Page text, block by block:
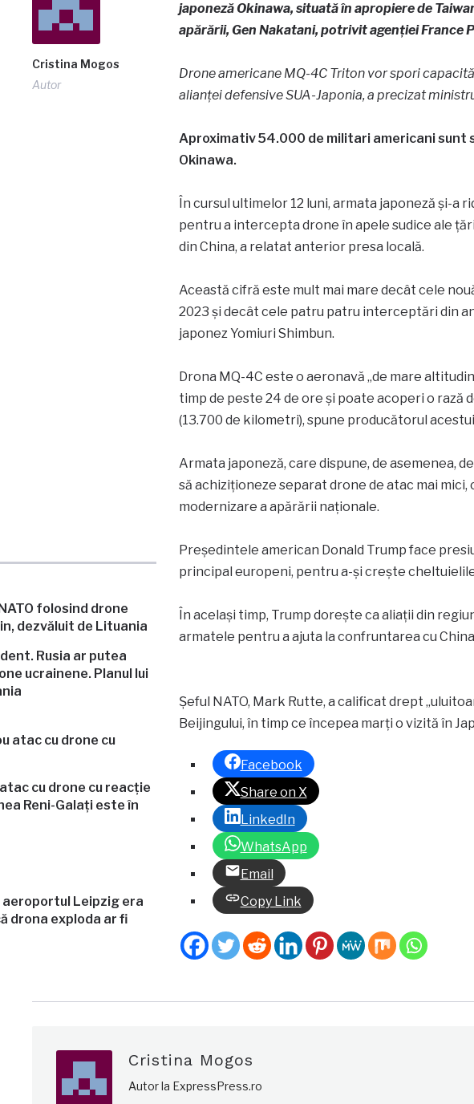
Cristina Mogos
Autor
Rusia ar putea
ucrainene. Planul lui
cu drone cu reacție
Reni-Galați este în
aeroportul Leipzig era
drona exploda ar fi
japoneză Okinawa, situată în apropiere de
apărării, Gen Nakatani, potrivit agenției France
Drone americane MQ-4C Triton vor spori
alianței defensive SUA-Japonia, a precizat
Aproximativ 54.000 de militari americani sunt
Okinawa.
În cursul ultimelor 12 luni, armata japoneză și-a
pentru a intercepta drone în apele sudice ale
din China, a relatat anterior presa locală.
Această cifră este mult mai mare decât cele
2023 și decât cele patru patru interceptări din
japonez Yomiuri Shimbun.
Drona MQ-4C este o aeronavă „de mare
timp de peste 24 de ore și poate acoperi o rază
(13.700 de kilometri), spune producătorul
Armata japoneză, care dispune, de asemenea,
să achiziționeze separat drone de atac mai mici,
modernizare a apărării naționale.
Președintele american Donald Trump face
principal europeni, pentru a-și crește
În același timp, Trump dorește ca aliații din
armatele pentru a ajuta la confruntarea cu
Șeful NATO, Mark Rutte, a calificat drept
Beijingului, în timp ce începea marți o vizită în
Facebook
Share on X
LinkedIn
WhatsApp
Email
Copy Link
Cristina Mogos
Autor la ExpressPress.ro